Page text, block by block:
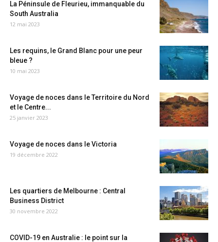
La Péninsule de Fleurieu, immanquable du
South Australia
12 mai 2023
Les requins, le Grand Blanc pour une peur
bleue ?
10 mai 2023
Voyage de noces dans le Territoire du Nord
et le Centre...
25 janvier 2023
Voyage de noces dans le Victoria
19 décembre 2022
Les quartiers de Melbourne : Central
Business District
30 novembre 2022
COVID-19 en Australie : le point sur la